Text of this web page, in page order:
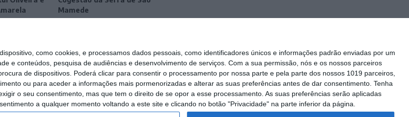
como cookies, e processamos dados pessoais, como identificadores únicos e informações padrão enviadas por um
e conteúdos, pesquisa de audiências e desenvolvimento de serviços. Com a sua permissão, nós e os nossos parceiros
de dispositivos. Poderá clicar para consentir o processamento por nossa parte e pela parte dos nossos 1019 parceiros,
ou para aceder a informações mais pormenorizadas e alterar as suas preferências antes de dar consentimento. Tenha
o seu consentimento, mas que tem o direito de se opor a esse processamento. As suas preferências serão aplicadas
a qualquer momento voltando a este site e clicando no botão "Privacidade" na parte inferior da página.
Mamede
Siga-nos